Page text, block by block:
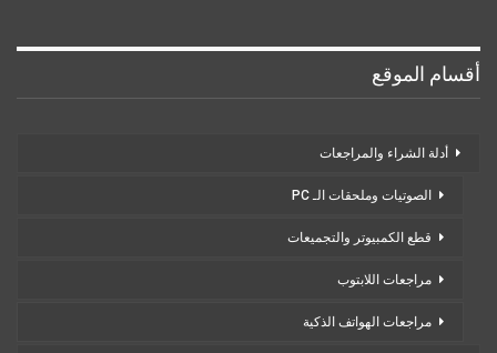
أقسام الموقع
أدلة الشراء والمراجعات
الصوتيات وملحقات الـ PC
قطع الكمبيوتر والتجميعات
مراجعات اللابتوب
مراجعات الهواتف الذكية